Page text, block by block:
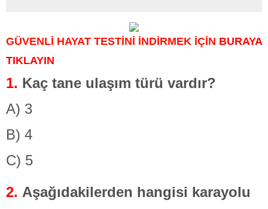
GÜVENLİ HAYAT TESTİNİ İNDİRMEK İÇİN BURAYA
TIKLAYIN
1. Kaç tane ulaşım türü vardır?
A) 3
B) 4
C) 5
2. Aşağıdakilerden hangisi karayolu